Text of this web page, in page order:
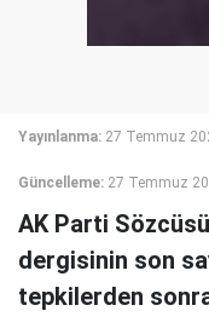
Yayınlanma: 27 Temmuz
Güncelleme: 27 Temmuz
AK Parti
dergisinin son
tepkilerden